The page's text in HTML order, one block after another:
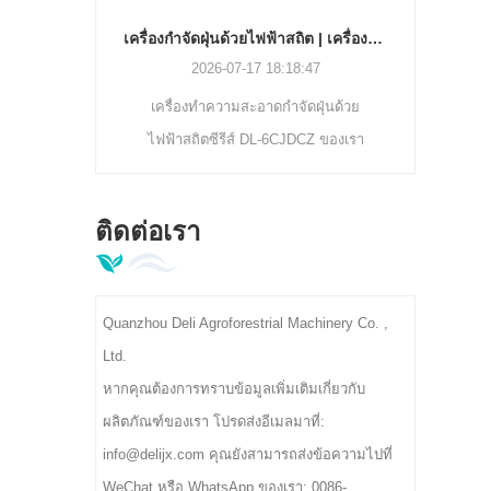
เครื่องกำจัดฝุ่นด้วยไฟฟ้าสถิต | เครื่องแยกสิ่งเจือปนใบชา DL-6CJDCZ Series
2026-07-17 18:18:47
เครื่องทำความสะอาดกำจัดฝุ่นด้วย
ไฟฟ้าสถิตซีรีส์ DL-6CJDCZ ของเรา
อัตราการทำความสะอาด 90%-96% รุ่นลูก
กลิ้ง 3/5/8 รองรับความจุ 300-400กก./ชม.
สำหรับโรงงานแปรรูปชาเบื้องต้น
ติดต่อเรา
Quanzhou Deli Agroforestrial Machinery Co. ,
Ltd.
หากคุณต้องการทราบข้อมูลเพิ่มเติมเกี่ยวกับ
ผลิตภัณฑ์ของเรา โปรดส่งอีเมลมาที่:
info@delijx.com คุณยังสามารถส่งข้อความไปที่
WeChat หรือ WhatsApp ของเรา: 0086-